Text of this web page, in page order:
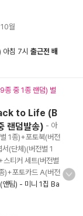
월
침 7시 출근전 배
종 중 1종 랜덤) 별
to Life (B
랜덤발송) - 아
1종)+포토북(버전
(단체)(버전별 1
티커 세트(버전별
)+포토카드 A(버전
팀) - 미니 1집 Ba